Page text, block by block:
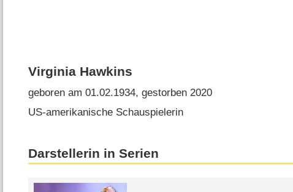
Virginia Hawkins
geboren am 01.02.1934, gestorben 2020
US-amerikanische Schauspielerin
Darstellerin in Serien